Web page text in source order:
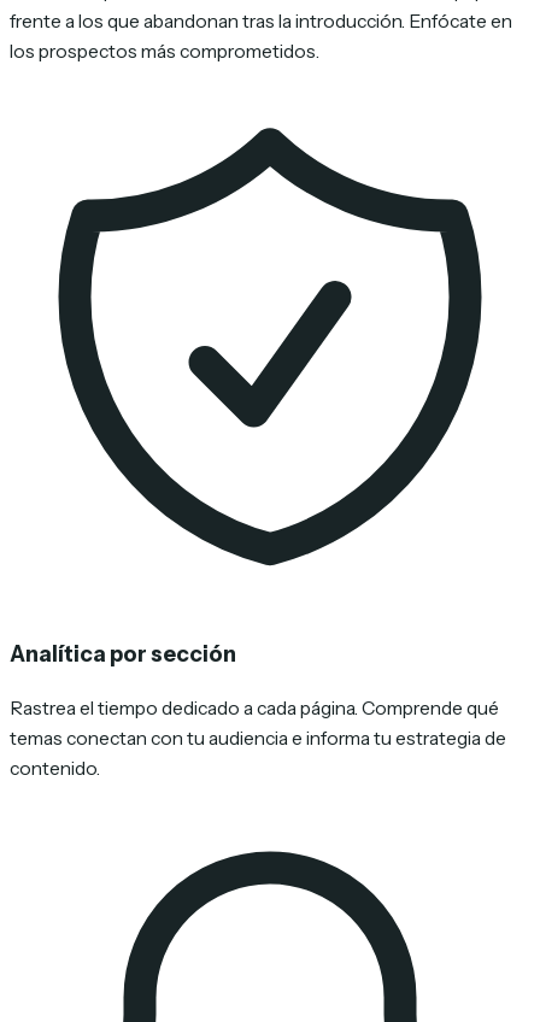
frente a los que abandonan tras la introducción. Enfócate en
los prospectos más comprometidos.
Analítica por sección
Rastrea el tiempo dedicado a cada página. Comprende qué
temas conectan con tu audiencia e informa tu estrategia de
contenido.